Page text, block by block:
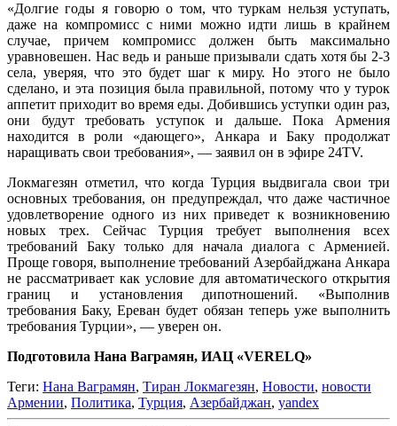
«Долгие годы я говорю о том, что туркам нельзя уступать,
даже на компромисс с ними можно идти лишь в крайнем
случае, причем компромисс должен быть максимально
уравновешен. Нас ведь и раньше призывали сдать хотя бы 2-3
села, уверяя, что это будет шаг к миру. Но этого не было
сделано, и эта позиция была правильной, потому что у турок
аппетит приходит во время еды. Добившись уступки один раз,
они будут требовать уступок и дальше. Пока Армения
находится в роли «дающего», Анкара и Баку продолжат
наращивать свои требования», — заявил он в эфире 24TV.
Локмагезян отметил, что когда Турция выдвигала свои три
основных требования, он предупреждал, что даже частичное
удовлетворение одного из них приведет к возникновению
новых трех. Сейчас Турция требует выполнения всех
требований Баку только для начала диалога с Арменией.
Проще говоря, выполнение требований Азербайджана Анкара
не рассматривает как условие для автоматического открытия
границ и установления дипотношений. «Выполнив
требования Баку, Ереван будет обязан теперь уже выполнить
требования Турции», — уверен он.
Подготовила Нана Ваграмян, ИАЦ «VERELQ»
Теги: Нана Ваграмян, Тиран Локмагезян, Новости, новости
Армении, Политика, Турция, Азербайджан, yandex